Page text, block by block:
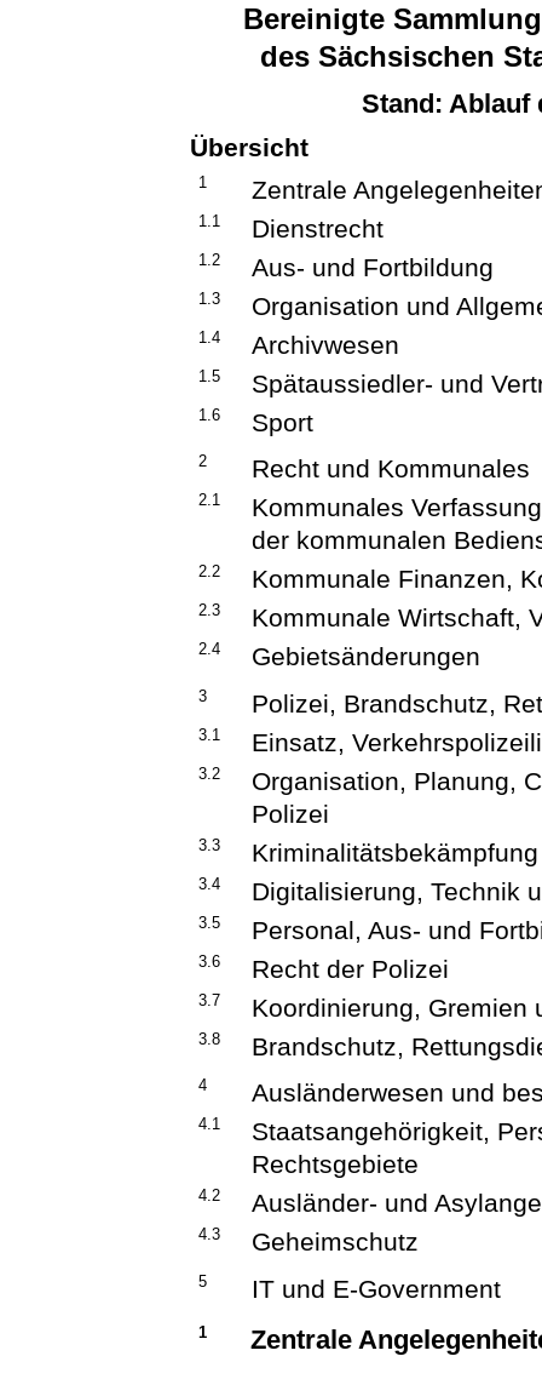
Bereinigte
des Sächsischen
Stand: Ablauf
Übersicht
1 Zentrale
1.1 Dienstrecht
1.2 Aus- und Fortbildung
1.3 Organisation und
1.4 Archivwesen
1.5 Spätaussiedler- und
1.6 Sport
2 Recht und Kommunales
2.1
Kommunales
der kommunalen
2.2 Kommunale Finanzen,
2.3 Kommunale Wirtschaft,
2.4 Gebietsänderungen
3 Polizei, Brandschutz,
3.1 Einsatz,
3.2
Organisation, Planung,
Polizei
3.3 Kriminalitätsbekämpfung
3.4 Digitalisierung, Technik
3.5 Personal, Aus- und
3.6 Recht der Polizei
3.7 Koordinierung, Gremien
3.8 Brandschutz,
4 Ausländerwesen und
4.1
Staatsangehörigkeit,
Rechtsgebiete
4.2 Ausländer- und
4.3 Geheimschutz
5 IT und E-Government
1 Zentrale